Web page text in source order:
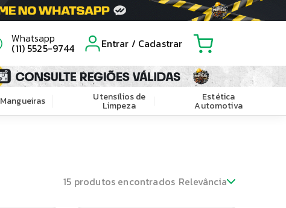
Whatsapp
(11) 5525-9744 Entrar / Cadastrar
Mangueiras Utensílios de
Limpeza
Estética
Automotiva
15 produtos encontrados Relevância